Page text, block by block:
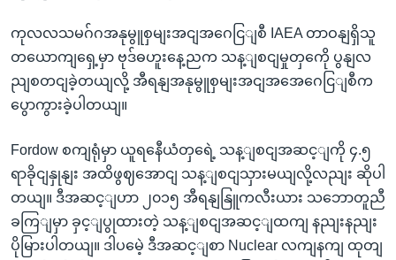
ကုလလသမဂ်ဂအနုမွူစှမျးအငျအဂေငြျစီ IAEA တာဝနျရှိသူ
တယောကျရှေ့မှာ ဗုဒ်ဓဟူးနေ့ညက သန့ျစငျမှုတှကေို ပွနျလ
ညျစတငျခဲ့တယျလို့ အီရနျအနုမွူစှမျးအငျအအေဂေငြျစီက
ပွောကွားခဲ့ပါတယျ။
Fordow စကျရုံမှာ ယူရနေီယံတှရေဲ့ သန့ျစငျအဆင့ျကို ၄.၅
ရာခိုငျနှုနျး အထိဖွဈအောငျ သန့ျစငျသှားမယျလို့လညျး ဆိုပါ
တယျ။ ဒီအဆင့ျဟာ ၂၀၁၅ အီရနျနြူကလီးယား သဘောတူညီ
ခကြျမှာ ခှင့ျပွုထားတဲ့ သန့ျစငျအဆင့ျထကျ နညျးနညျး
ပိုမြားပါတယျ။ ဒါပမေဲ့ ဒီအဆင့ျစာ Nuclear လကျနကျ ထုတျ